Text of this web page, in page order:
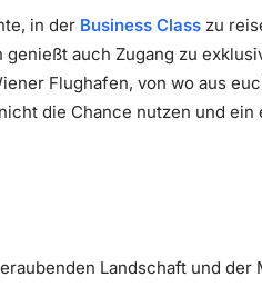
in der Business Class zu
auch Zugang zu
Flughafen, von wo aus
die Chance nutzen und
Landschaft und